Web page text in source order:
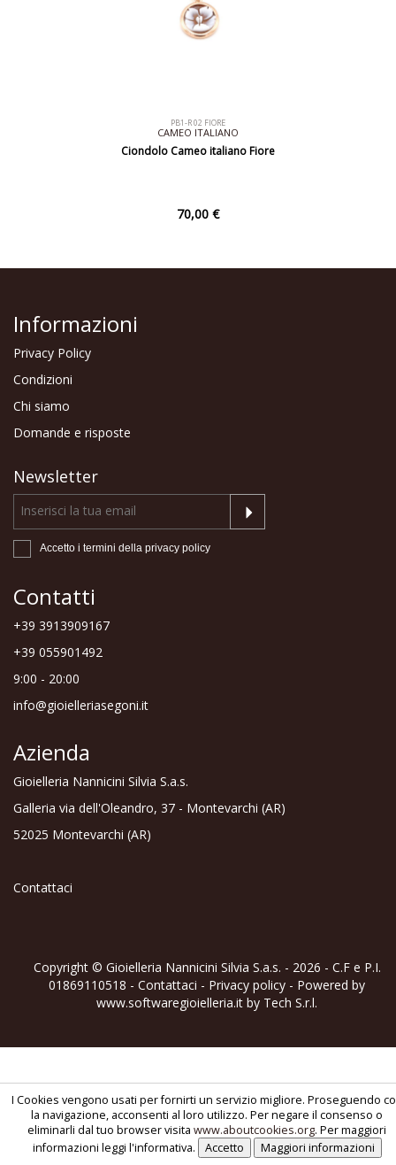
PB1-R 02 FIORE
CAMEO ITALIANO
Ciondolo Cameo italiano Fiore
70,00 €
Informazioni
Privacy Policy
Condizioni
Chi siamo
Domande e risposte
Newsletter
Accetto i termini della privacy policy
Contatti
+39 3913909167
+39 055901492
9:00 - 20:00
info@gioielleriasegoni.it
Azienda
Gioielleria Nannicini Silvia S.a.s.
Galleria via dell'Oleandro, 37 - Montevarchi (AR)
52025 Montevarchi (AR)
Contattaci
Copyright © Gioielleria Nannicini Silvia S.a.s. - 2026 - C.F e P.I.
01869110518 - Contattaci - Privacy policy - Powered by
www.softwaregioielleria.it by Tech S.r.l.
I Cookies vengono usati per fornirti un servizio migliore. Proseguendo
la navigazione, acconsenti al loro utilizzo. Per negare il consenso o
eliminarli dal tuo browser visita www.aboutcookies.org. Per maggiori
informazioni leggi l'informativa.